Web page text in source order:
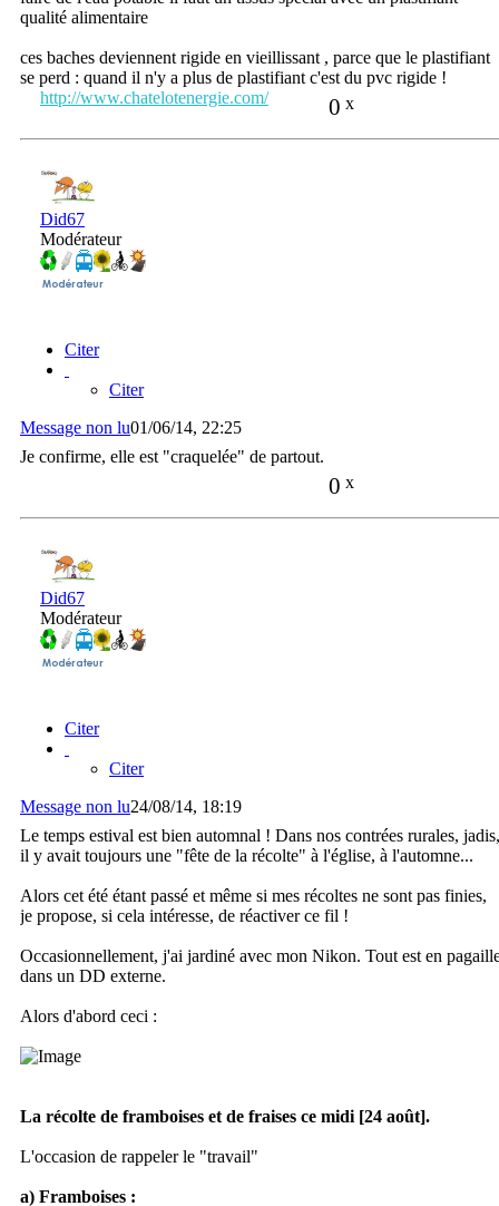
qualité alimentaire
ces baches deviennent rigide en vieillissant , parce que le plastifiant
se perd : quand il n'y a plus de plastifiant c'est du pvc rigide !
0 x
http://www.chatelotenergie.com/
Did67
Modérateur
Citer
Citer
Message non lu01/06/14, 22:25
Je confirme, elle est "craquelée" de partout.
0 x
Did67
Modérateur
Citer
Citer
Message non lu24/08/14, 18:19
Le temps estival est bien automnal ! Dans nos contrées rurales, jadis,
il y avait toujours une "fête de la récolte" à l'église, à l'automne...
Alors cet été étant passé et même si mes récoltes ne sont pas finies,
je propose, si cela intéresse, de réactiver ce fil !
Occasionnellement, j'ai jardiné avec mon Nikon. Tout est en
dans un DD externe.
Alors d'abord ceci :
La récolte de framboises et de fraises ce midi [24 août].
L'occasion de rappeler le "travail"
a) Framboises :